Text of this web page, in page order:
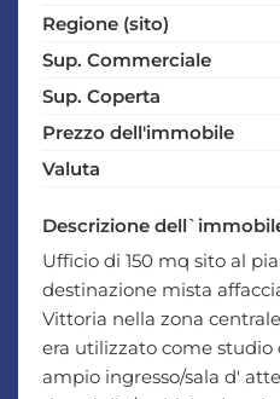
Regione (sito)
Sup. Commerciale
Sup. Coperta
Prezzo dell'immobile
Valuta
Descrizione
Ufficio di 150 mq sito al
destinazione mista
Vittoria nella zona
era utilizzato come studio
ampio ingresso/sala d'